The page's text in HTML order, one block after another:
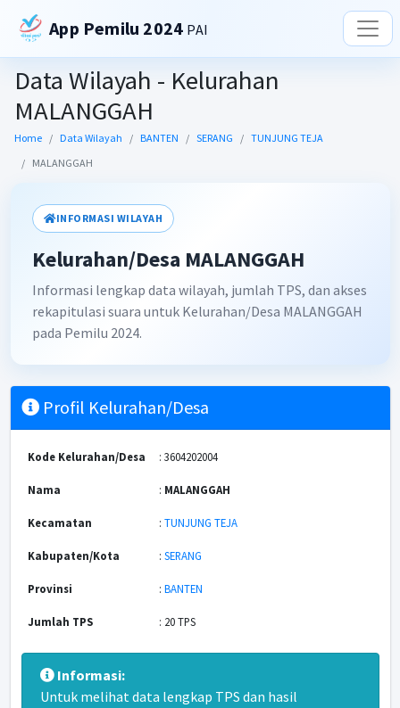
App Pemilu 2024 PAI
Data Wilayah - Kelurahan
MALANGGAH
Home Data Wilayah BANTEN SERANG
TUNJUNG TEJA
MALANGGAH
INFORMASI WILAYAH
Kelurahan/Desa MALANGGAH
Informasi lengkap data wilayah, jumlah TPS, dan akses
rekapitulasi suara untuk Kelurahan/Desa MALANGGAH
pada Pemilu 2024.
Profil Kelurahan/Desa
Kode Kelurahan/Desa : 3604202004
Nama : MALANGGAH
Kecamatan : TUNJUNG TEJA
Kabupaten/Kota : SERANG
Provinsi : BANTEN
Jumlah TPS : 20 TPS
Informasi:
Untuk melihat data lengkap TPS dan hasil